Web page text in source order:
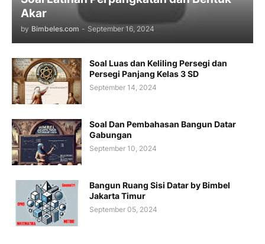
Akar
by Bimbeles.com - September 16, 2024
Soal Luas dan Keliling Persegi dan
Persegi Panjang Kelas 3 SD
September 14, 2024
Soal Dan Pembahasan Bangun Datar
Gabungan
September 10, 2024
Bangun Ruang Sisi Datar by Bimbel
Jakarta Timur
September 05, 2024